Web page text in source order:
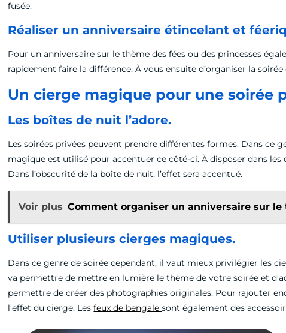
fusée.
Réaliser un anniversaire étincelant et
Pour un anniversaire sur le thème des fées ou des princesses
rapidement faire la différence. À vous ensuite d’organiser la
Un cierge magique pour une soirée
Les boîtes de nuit l’adore.
Les soirées privées peuvent prendre différentes formes. Dans ce
magique est utilisé pour accentuer ce côté-ci. À disposer dans
Dans l’obscurité de la boîte de nuit, l’effet sera accentué.
Voir plus Comment organiser un anniversaire sur le
Utiliser plusieurs cierges magiques.
Dans ce genre de soirée cependant, il vaut mieux privilégier les
va permettre de mettre en lumière le thème de votre soirée et
permettre de créer des photographies originales. Pour rajouter
l’effet du cierge. Lesfeux de bengalesont également des